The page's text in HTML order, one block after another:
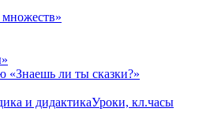
множеств»
«Знаешь ли ты сказки?»
и дидактикаУроки, кл.часы